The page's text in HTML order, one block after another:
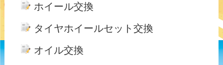
ホイール交換
タイヤホイールセット交換
オイル交換